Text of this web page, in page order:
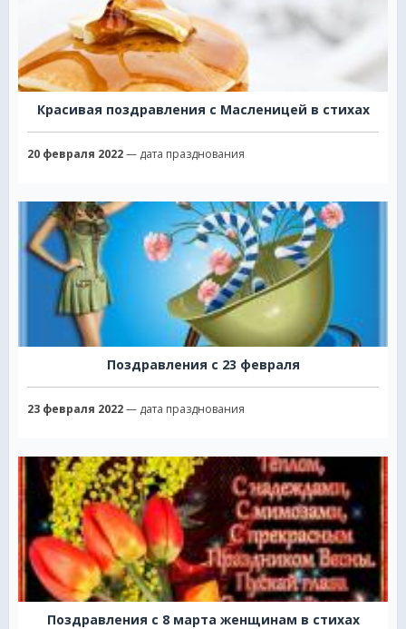
Красивая поздравления с Масленицей в стихах
20 февраля 2022— дата празднования
Поздравления с 23 февраля
23 февраля 2022— дата празднования
Поздравления с 8 марта женщинам в стихах